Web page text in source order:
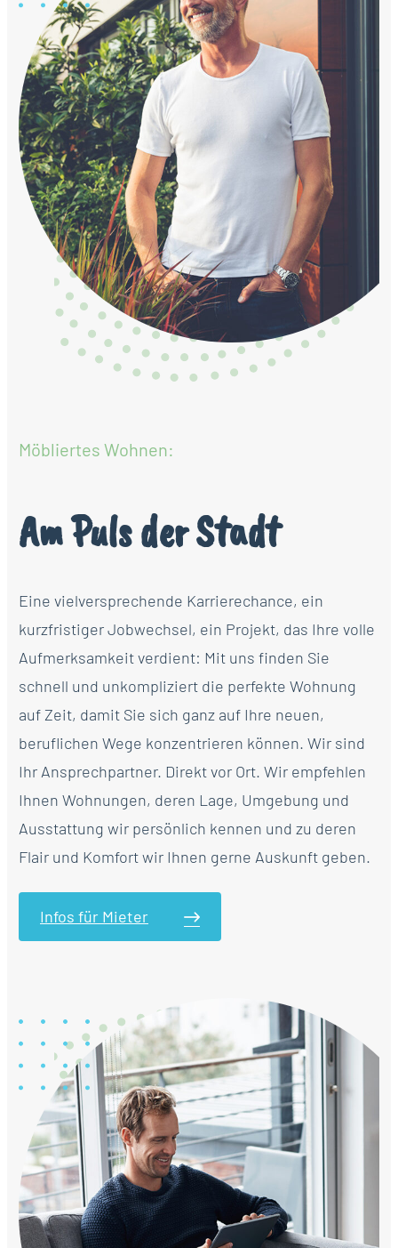
Am Puls der Stadt
Möbliertes Wohnen:
Eine vielversprechende Karrierechance, ein
kurzfristiger Jobwechsel, ein Projekt, das Ihre volle
Aufmerksamkeit verdient: Mit uns finden Sie
schnell und unkompliziert die perfekte Wohnung
auf Zeit, damit Sie sich ganz auf Ihre neuen,
beruflichen Wege konzentrieren können. Wir sind
Ihr Ansprechpartner. Direkt vor Ort. Wir empfehlen
Ihnen Wohnungen, deren Lage, Umgebung und
Ausstattung wir persönlich kennen und zu deren
Flair und Komfort wir Ihnen gerne Auskunft geben.
Infos für Mieter